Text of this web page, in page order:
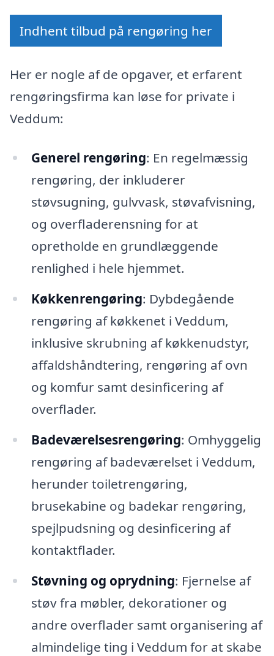
Indhent tilbud på rengøring her
Her er nogle af de opgaver, et erfarent
rengøringsfirma kan løse for private i
Veddum:
Generel rengøring: En regelmæssig
rengøring, der inkluderer
støvsugning, gulvvask, støvafvisning,
og overfladerensning for at
opretholde en grundlæggende
renlighed i hele hjemmet.
Køkkenrengøring: Dybdegående
rengøring af køkkenet i Veddum,
inklusive skrubning af køkkenudstyr,
affaldshåndtering, rengøring af ovn
og komfur samt desinficering af
overflader.
Badeværelsesrengøring: Omhyggelig
rengøring af badeværelset i Veddum,
herunder toiletrengøring,
brusekabine og badekar rengøring,
spejlpudsning og desinficering af
kontaktflader.
Støvning og oprydning: Fjernelse af
støv fra møbler, dekorationer og
andre overflader samt organisering af
almindelige ting i Veddum for at skabe